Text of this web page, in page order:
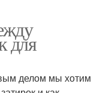
для
делом мы хотим